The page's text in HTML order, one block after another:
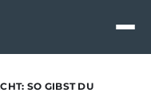
SO GIBST DU